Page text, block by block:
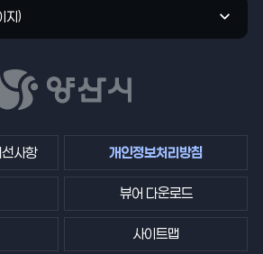
지)
사항 개인정보처리방침
뷰어 다운로드
사이트맵